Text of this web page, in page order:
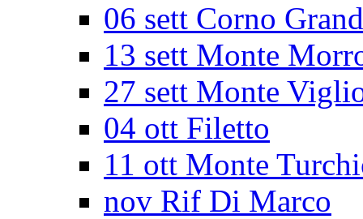
06 sett Corno
13 sett Monte
27 sett Monte
04 ott Filetto
11 ott Monte
nov Rif Di Marco